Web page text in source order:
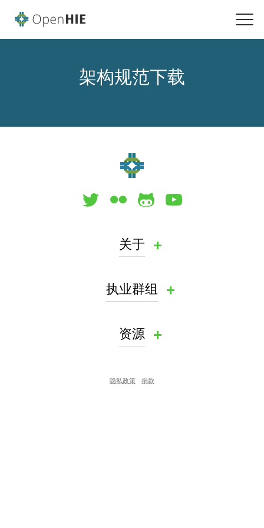
架构规范下载
关于
执业群组
资源
隐私政策 捐款